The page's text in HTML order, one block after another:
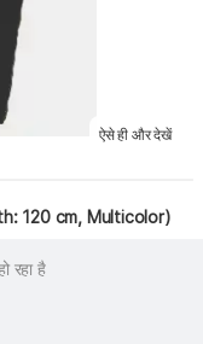
ऐसे ही और देखें
120 cm, Multicolor)
रहा है